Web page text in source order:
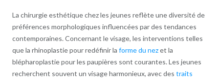
La chirurgie esthétique chez les jeunes reflète une diversité de
préférences morphologiques influencées par des tendances
contemporaines. Concernant le visage, les interventions telles
que la rhinoplastie pour redéfinir la forme du nezet la
blépharoplastie pour les paupières sont courantes. Les jeunes
recherchent souvent un visage harmonieux, avec des traits